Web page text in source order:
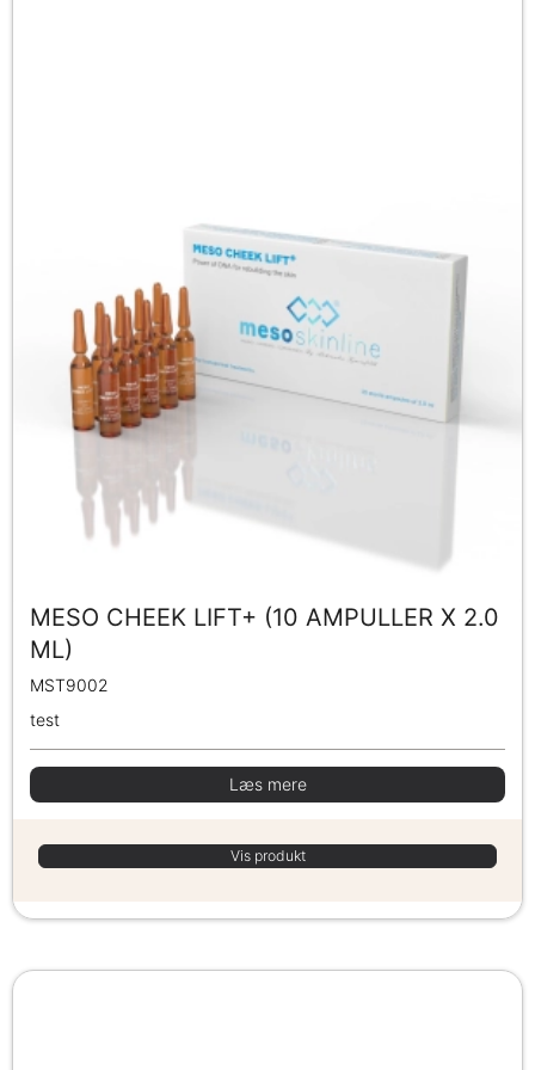
MESO CHEEK LIFT+ (10 AMPULLER X 2.0
ML)
MST9002
test
Læs mere
Vis produkt